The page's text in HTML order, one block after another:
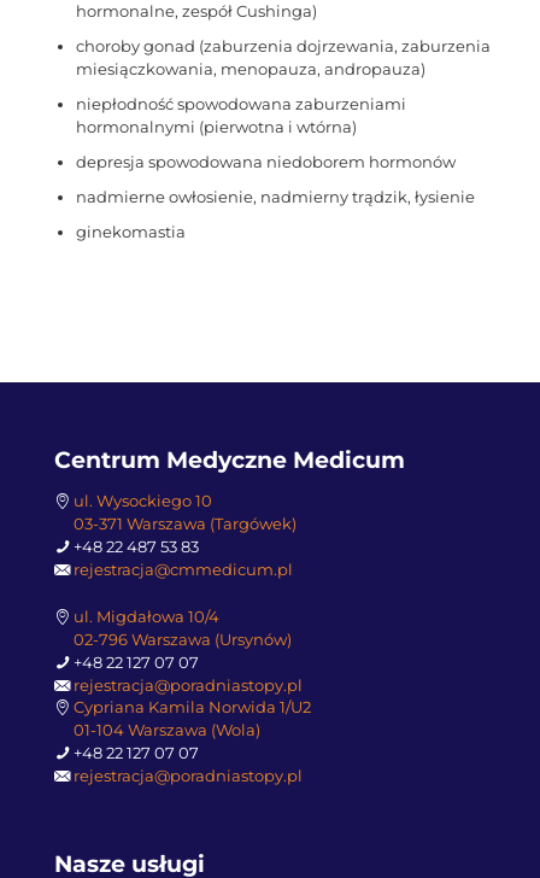
hormonalne, zespół Cushinga)
choroby gonad (zaburzenia dojrzewania, zaburzenia
miesiączkowania, menopauza, andropauza)
niepłodność spowodowana zaburzeniami
hormonalnymi (pierwotna i wtórna)
depresja spowodowana niedoborem hormonów
nadmierne owłosienie, nadmierny trądzik, łysienie
ginekomastia
Centrum Medyczne Medicum
ul. Wysockiego 10
03-371 Warszawa (Targówek)
+48 22 487 53 83
rejestracja@cmmedicum.pl
ul. Migdałowa 10/4
02-796 Warszawa (Ursynów)
+48 22 127 07 07
rejestracja@poradniastopy.pl
Cypriana Kamila Norwida 1/U2
01-104 Warszawa (Wola)
+48 22 127 07 07
rejestracja@poradniastopy.pl
Nasze usługi